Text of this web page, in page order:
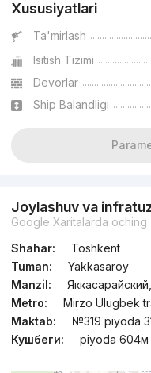
dan25.4 mln
Topshirildi 2023,
3-xonali kvartira,
Xususiyatlari
Ta'mirlash
Isitish Tizimi
Devorlar
Ship Balandligi
Joylashuv va
Google Xaritalarda oching
Shahar:
Toshkent
Tuman:
Yakkasaroy
Manzil:
Metro:
Mirzo Ulugbek
Maktab:
№319 piyoda
Кушбеги:
piyoda 604м